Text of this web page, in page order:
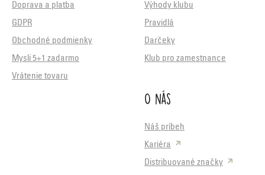
Doprava a platba
GDPR
Obchodné podmienky
Mysli 5+1 zadarmo
Vrátenie tovaru
Výhody klubu
Pravidlá
Darčeky
Klub pro zamestnance
O nás
Náš príbeh
Kariéra
Distribuované značky